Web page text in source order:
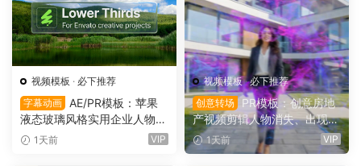
视频模板 · 必下推荐
字幕动画
AE/PR模板：苹果
液态玻璃风格实用企业人物宣
传下横栏字幕条文字标题动画
1天前 VIP
视频模板·必下推荐
创意转场
PR模板：创意房地
产视频剪辑人物消失、出现电
影转场过渡（16154）
1天前 VIP